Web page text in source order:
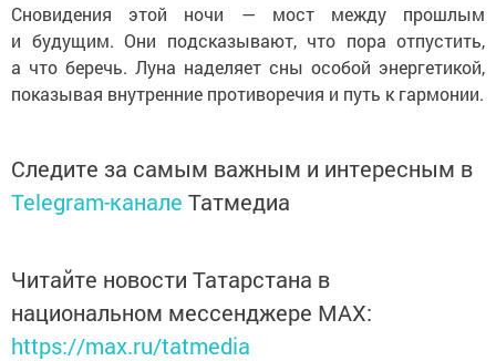
Сновидения этой ночи — мост между прошлым
и будущим. Они подсказывают, что пора отпустить,
а что беречь. Луна наделяет сны особой энергетикой,
показывая внутренние противоречия и путь к гармонии.
Следите за самым важным и интересным в
Telegram-канале Татмедиа
Читайте новости Татарстана в
национальном мессенджере MАХ:
https://max.ru/tatmedia